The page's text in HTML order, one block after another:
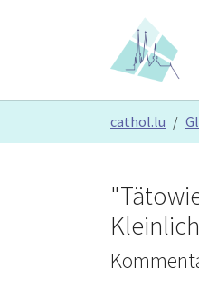
cathol.lu